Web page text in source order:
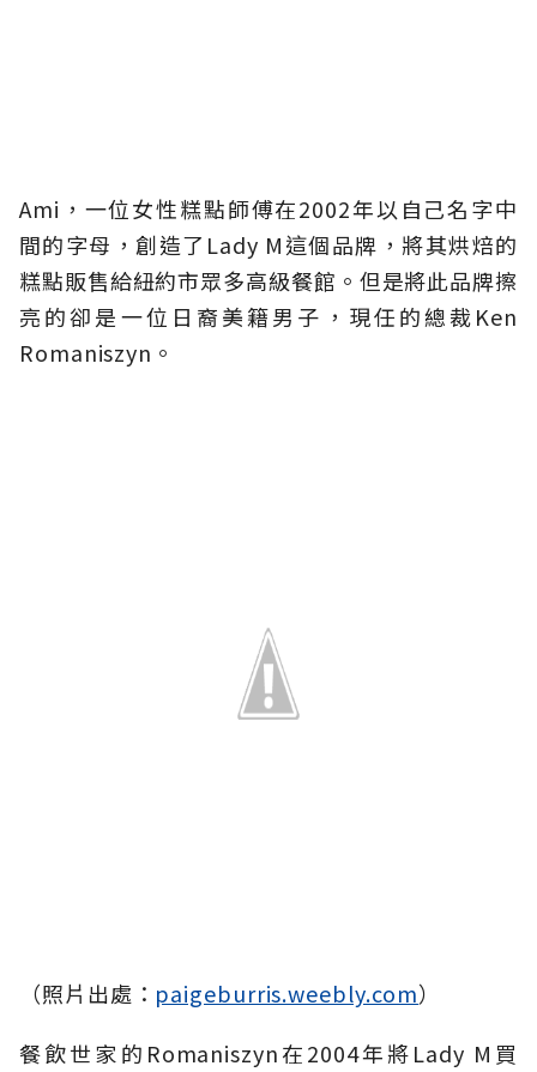
Ami，一位女性糕點師傅在2002年以自己名字中
間的字母，創造了Lady M這個品牌，將其烘焙的
糕點販售給紐約市眾多高級餐館。但是將此品牌擦
亮的卻是一位日裔美籍男子，現任的總裁Ken
Romaniszyn。
（照片出處： paigeburris.weebly.com）
餐飲世家的Romaniszyn在2004年將Lady M買